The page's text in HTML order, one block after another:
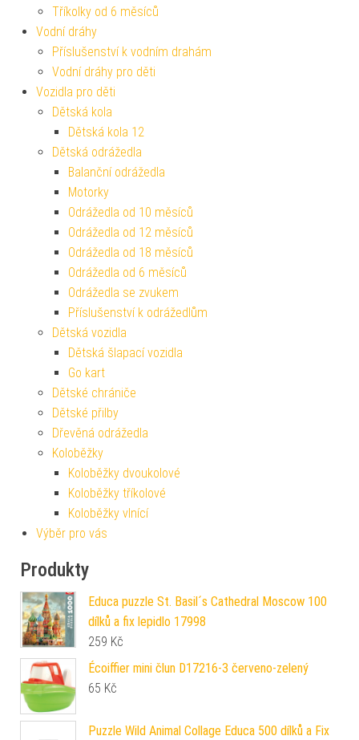
Tříkolky od 6 měsíců
Vodní dráhy
Příslušenství k vodním drahám
Vodní dráhy pro děti
Vozidla pro děti
Dětská kola
Dětská kola 12
Dětská odrážedla
Balanční odrážedla
Motorky
Odrážedla od 10 měsíců
Odrážedla od 12 měsíců
Odrážedla od 18 měsíců
Odrážedla od 6 měsíců
Odrážedla se zvukem
Příslušenství k odrážedlům
Dětská vozidla
Dětská šlapací vozidla
Go kart
Dětské chrániče
Dětské přilby
Dřevěná odrážedla
Koloběžky
Koloběžky dvoukolové
Koloběžky tříkolové
Koloběžky vlnící
Výběr pro vás
Produkty
Educa puzzle St. Basil´s Cathedral Moscow 100
dílků a fix lepidlo 17998
259 Kč
Écoiffier mini člun D17216-3 červeno-zelený
65 Kč
Puzzle Wild Animal Collage Educa 500 dílků a Fix